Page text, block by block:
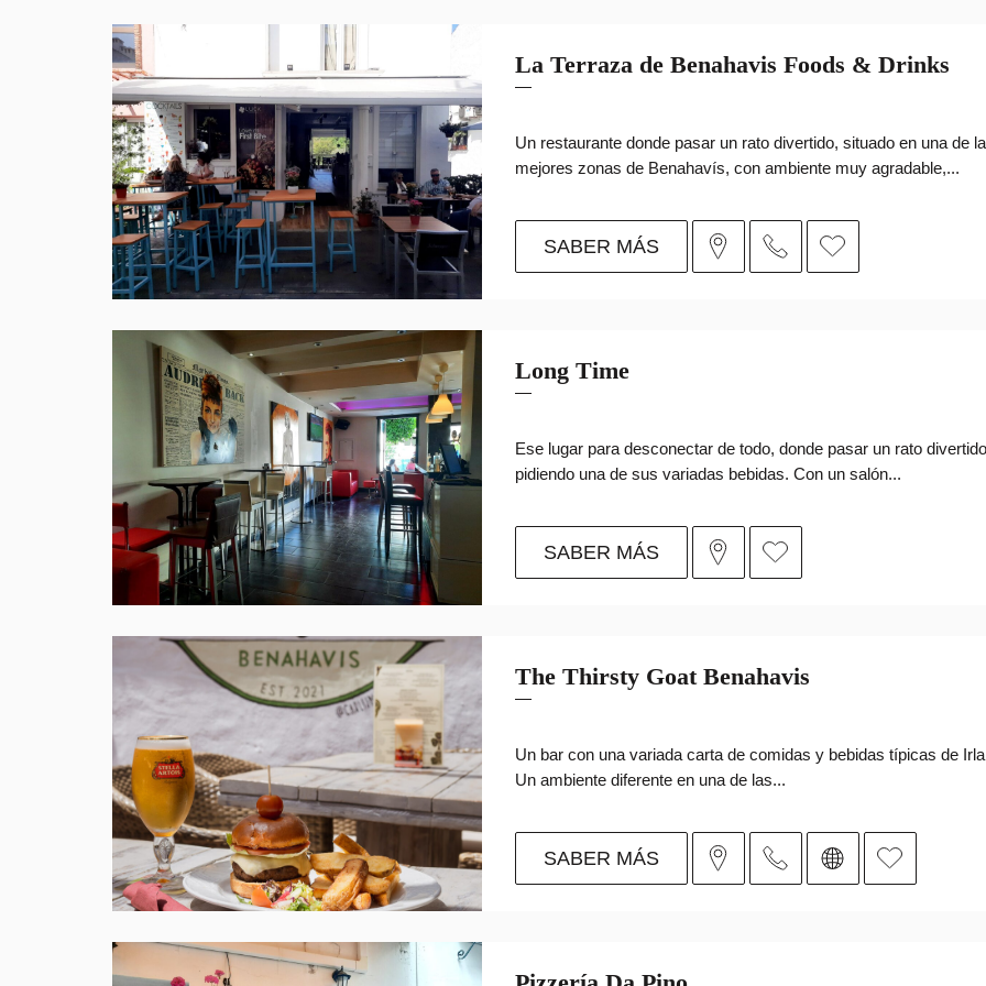
La Terraza de Benahavis Foods & Drinks
Un restaurante donde pasar un rato divertido, situado en una de
mejores zonas de Benahavís, con ambiente muy agradable,...
SABER MÁS
Long Time
Ese lugar para desconectar de todo, donde pasar un rato divertido
pidiendo una de sus variadas bebidas. Con un salón...
SABER MÁS
The Thirsty Goat Benahavis
Un bar con una variada carta de comidas y bebidas típicas de
Un ambiente diferente en una de las...
SABER MÁS